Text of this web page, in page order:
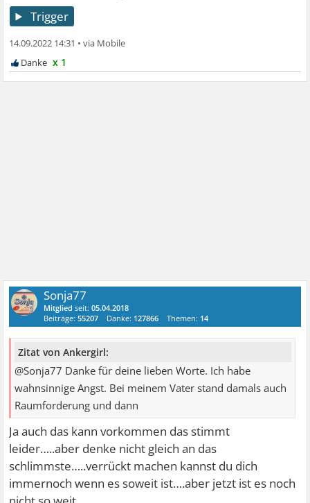
Trigger
14.09.2022 14:31 •
x 1
Sonja77
Mitglied seit:05.04.2018
Beiträge:55207 Danke: 127866 Themen: 14
Zitat von Ankergirl:
@Sonja77 Danke für deine lieben Worte. Ich habe
wahnsinnige Angst. Bei meinem Vater stand damals auch
Raumforderung und dann
Ja auch das kann vorkommen das stimmt
leider…..aber denke nicht gleich an das
schlimmste…..verrückt machen kannst du dich
immernoch wenn es soweit ist….aber jetzt ist es noch